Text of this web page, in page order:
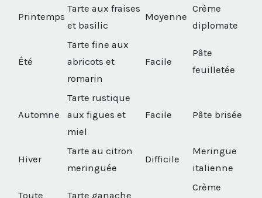
Printemps
Tarte aux fraises
et basilic
Moyenne
Crème
diplomate
Été
Tarte fine aux
abricots et
romarin
Facile
Pâte
feuilletée
Automne
Tarte rustique
aux figues et
miel
Facile Pâte brisée
Hiver
Tarte au citron
meringuée
Difficile
Meringue
italienne
Toute Tarte ganache
Crème